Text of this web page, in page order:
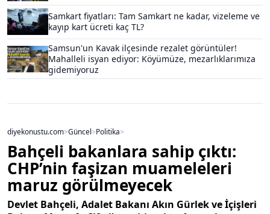
Samkart fiyatları: Tam Samkart ne kadar, vizeleme ve
kayıp kart ücreti kaç TL?
Samsun'un Kavak ilçesinde rezalet görüntüler!
Mahalleli isyan ediyor: Köyümüze, mezarlıklarımıza
gidemiyoruz
diyekonustu.com>Güncel>Politika>
Bahçeli bakanlara sahip çıktı:
CHP’nin faşizan muameleleri
maruz görülmeyecek
Devlet Bahçeli, Adalet Bakanı Akın Gürlek ve İçişleri